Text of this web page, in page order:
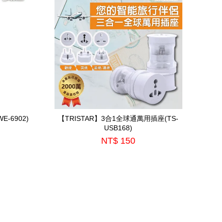
6902)
【TRISTAR】3合1全球通萬用插座(TS-
USB168)
NT$ 150